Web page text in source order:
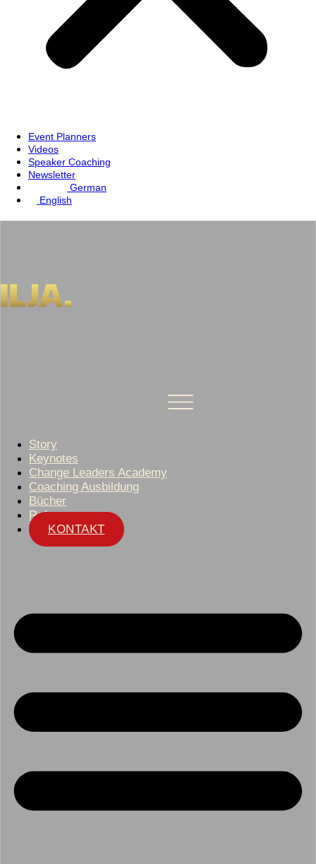
Event Planners
Videos
Speaker Coaching
Newsletter
German
English
Story
Keynotes
Change Leaders Academy
Coaching Ausbildung
Bücher
Referenzen
KONTAKT